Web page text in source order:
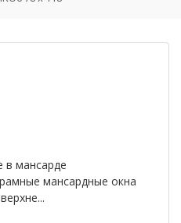
в мансарде
мансардные окна